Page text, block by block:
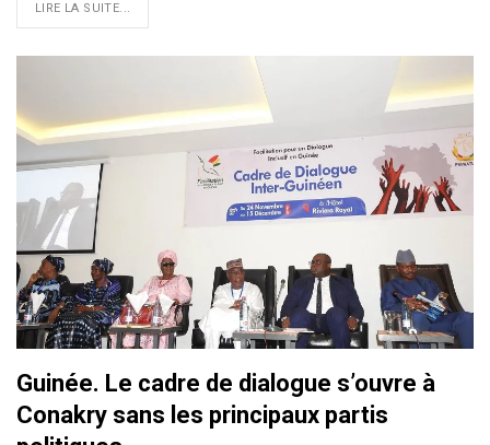
LIRE LA SUITE...
Guinée. Le cadre de dialogue s’ouvre à
Conakry sans les principaux partis